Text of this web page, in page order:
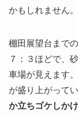
かもしれません。
棚田展望台まで
７：３ほどで、
車場が見えます
が盛り上がって
か立ちゴケしかけ